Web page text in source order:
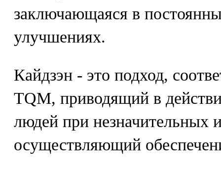
заключающаяся в
улучшениях.
Кайдзэн - это подход,
TQM, приводящий в
людей при незначительных
осуществляющий